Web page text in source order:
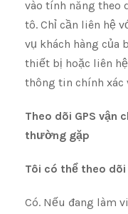
vào tính năng theo
tô. Chỉ cần liên hệ
vụ khách hàng của
thiết bị hoặc liên
thông tin chính xác
Theo dõi GPS vận
thường gặp
Tôi có thể theo
Có. Nếu đang làm